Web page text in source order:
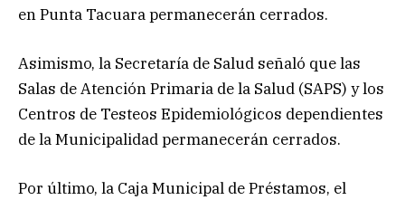
en Punta Tacuara permanecerán cerrados.
Asimismo, la Secretaría de Salud señaló que las
Salas de Atención Primaria de la Salud (SAPS) y los
Centros de Testeos Epidemiológicos dependientes
de la Municipalidad permanecerán cerrados.
Por último, la Caja Municipal de Préstamos, el